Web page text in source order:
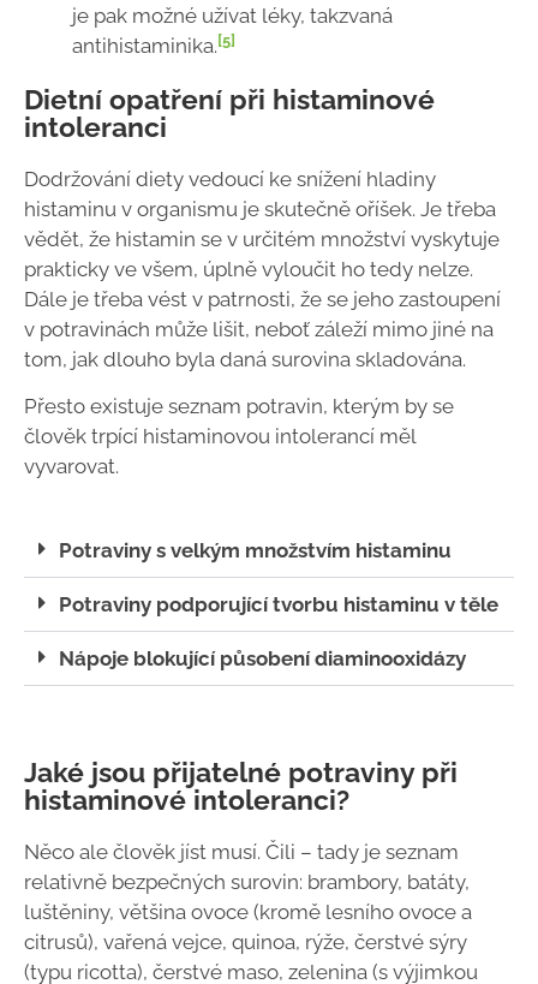
je pak možné užívat léky, takzvaná
antihistaminika.[5]
Dietní opatření při histaminové
intoleranci
Dodržování diety vedoucí ke snížení hladiny
histaminu v organismu je skutečně oříšek. Je třeba
vědět, že histamin se v určitém množství vyskytuje
prakticky ve všem, úplně vyloučit ho tedy nelze.
Dále je třeba vést v patrnosti, že se jeho zastoupení
v potravinách může lišit, neboť záleží mimo jiné na
tom, jak dlouho byla daná surovina skladována.
Přesto existuje seznam potravin, kterým by se
člověk trpící histaminovou intolerancí měl
vyvarovat.
Potraviny s velkým množstvím histaminu
Potraviny podporující tvorbu histaminu v těle
Nápoje blokující působení diaminooxidázy
Jaké jsou přijatelné potraviny při
histaminové intoleranci?
Něco ale člověk jíst musí. Čili – tady je seznam
relativně bezpečných surovin: brambory, batáty,
luštěniny, většina ovoce (kromě lesního ovoce a
citrusů), vařená vejce, quinoa, rýže, čerstvé sýry
(typu ricotta), čerstvé maso, zelenina (s výjimkou